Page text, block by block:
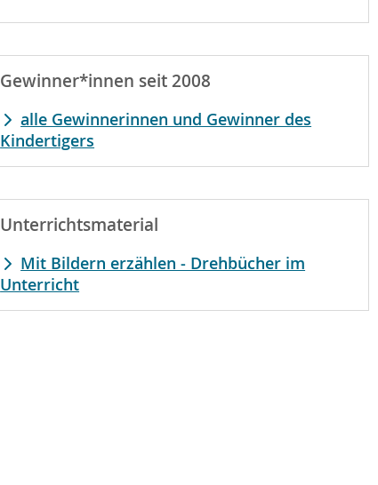
Gewinner*innen seit 2008
alle Gewinnerinnen und Gewinner des
Kindertigers
Unterrichtsmaterial
Mit Bildern erzählen - Drehbücher im
Unterricht